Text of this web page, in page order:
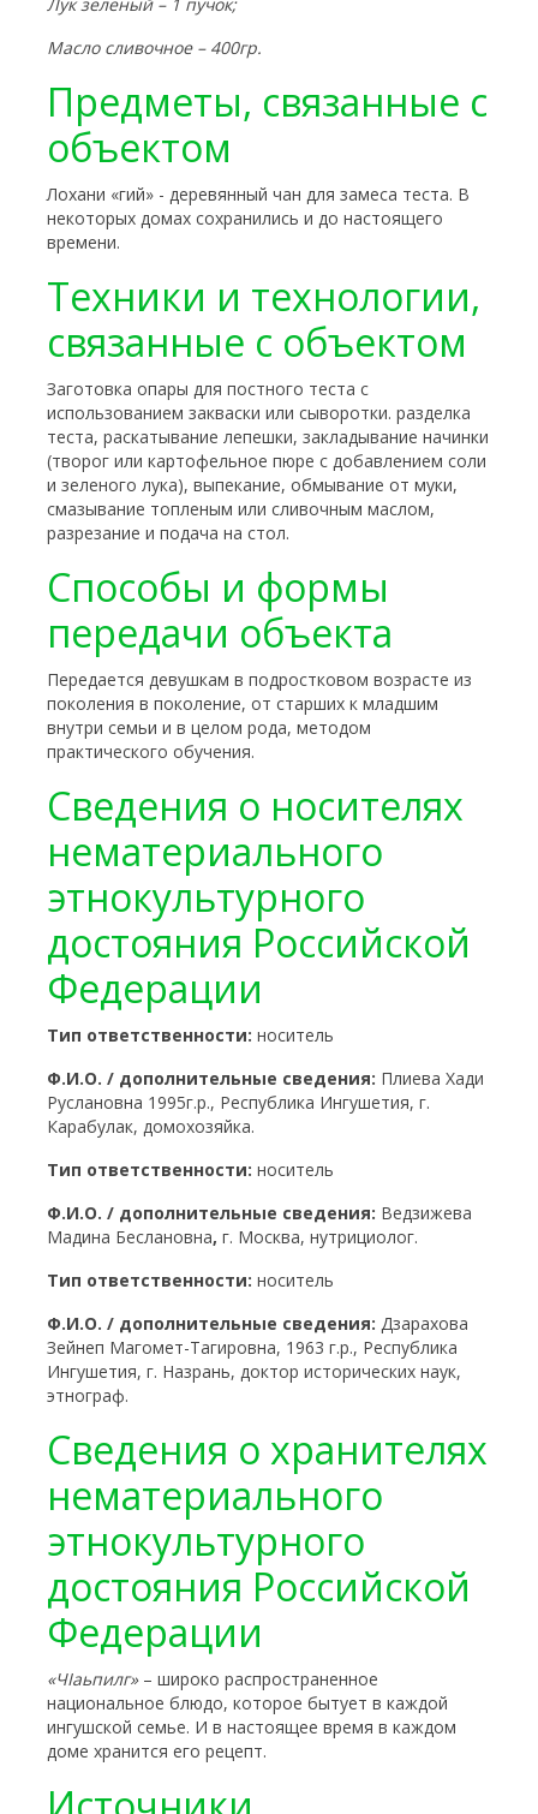
Масло сливочное – 400гр.
Предметы, связанные с
объектом
Лохани «гий» - деревянный чан для замеса теста. В
некоторых домах сохранились и до настоящего
времени.
Техники и технологии,
связанные с объектом
Заготовка опары для постного теста с
использованием закваски или сыворотки. разделка
теста, раскатывание лепешки, закладывание начинки
(творог или картофельное пюре с добавлением соли
и зеленого лука), выпекание, обмывание от муки,
смазывание топленым или сливочным маслом,
разрезание и подача на стол.
Способы и формы
передачи объекта
Передается девушкам в подростковом возрасте из
поколения в поколение, от старших к младшим
внутри семьи и в целом рода, методом
практического обучения.
Сведения о носителях
нематериального
этнокультурного
достояния Российской
Федерации
Тип ответственности:носитель
Ф.И.О. / дополнительные сведения: Плиева Хади
Руслановна 1995г.р., Республика Ингушетия, г.
Карабулак, домохозяйка.
Тип ответственности:носитель
Ф.И.О. / дополнительные сведения: Ведзижева
Мадина Беслановна, г. Москва, нутрициолог.
Тип ответственности:носитель
Ф.И.О. / дополнительные сведения:Дзарахова
Зейнеп Магомет-Тагировна, 1963 г.р., Республика
Ингушетия, г. Назрань, доктор исторических наук,
этнограф.
Сведения о хранителях
нематериального
этнокультурного
достояния Российской
Федерации
«ЧIаьпилг»– широко распространенное
национальное блюдо, которое бытует в каждой
ингушской семье. И в настоящее время в каждом
доме хранится его рецепт.